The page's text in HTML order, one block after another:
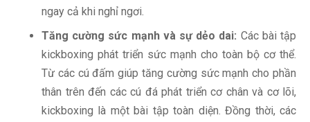
ngay cả khi nghỉ ngơi.
Tăng cường sức mạnh và sự dẻo dai: Các bài tập
kickboxing phát triển sức mạnh cho toàn bộ cơ thể.
Từ các cú đấm giúp tăng cường sức mạnh cho phần
thân trên đến các cú đá phát triển cơ chân và cơ lõi,
kickboxing là một bài tập toàn diện. Đồng thời, các